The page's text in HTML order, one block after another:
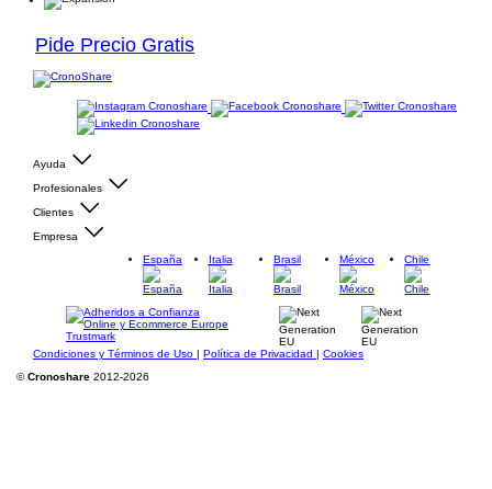
Pide Precio Gratis
Ayuda
Profesionales
Clientes
Empresa
España
Italia Brasil México Chile
Condiciones y Términos de Uso | Política de Privacidad | Cookies
©Cronoshare 2012-2026